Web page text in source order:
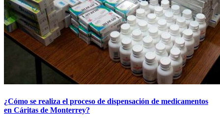
¿Cómo se realiza el proceso de dispensación de medicamentos
en Cáritas de Monterrey?